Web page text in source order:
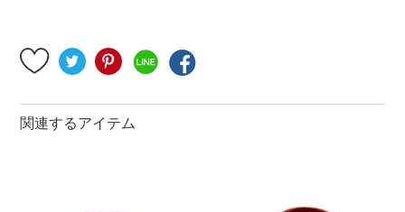
特集
カラー
関連するアイテム